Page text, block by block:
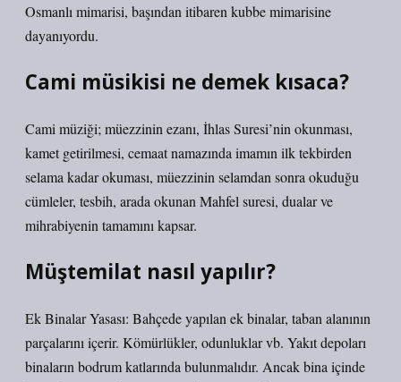
Osmanlı mimarisi, başından itibaren kubbe mimarisine
dayanıyordu.
Cami müsikisi ne demek kısaca?
Cami müziği; müezzinin ezanı, İhlas Suresi’nin okunması,
kamet getirilmesi, cemaat namazında imamın ilk tekbirden
selama kadar okuması, müezzinin selamdan sonra okuduğu
cümleler, tesbih, arada okunan Mahfel suresi, dualar ve
mihrabiyenin tamamını kapsar.
Müştemilat nasıl yapılır?
Ek Binalar Yasası: Bahçede yapılan ek binalar, taban alanının
parçalarını içerir. Kömürlükler, odunluklar vb. Yakıt depoları
binaların bodrum katlarında bulunmalıdır. Ancak bina içinde